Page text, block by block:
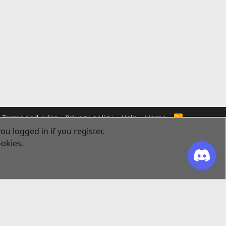
Terms and rules Privacy policy Help Home
R
logged in if you register.